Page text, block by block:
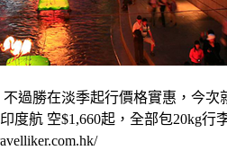
勝在淡季起行價格實惠，今次
度航 空$1,660起，全部包20kg